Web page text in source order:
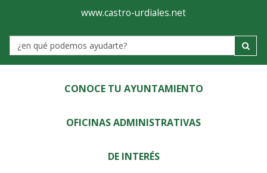
Ayuntamiento
de
Castro-
Urdiales
www.castro-urdiales.net
Label
CONOCE TU AYUNTAMIENTO
OFICINAS ADMINISTRATIVAS
DE INTERÉS